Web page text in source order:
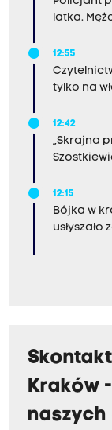
latka.
12:55
tylko na
12:42
„Skrajna
12:15
Bójka w
usłyszało
Kraków
naszych